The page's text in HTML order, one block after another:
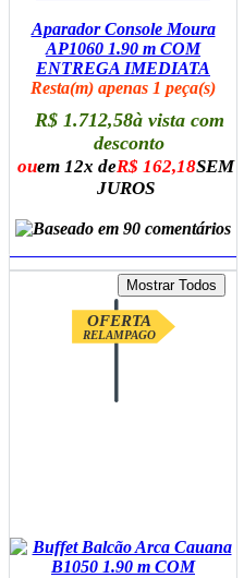
Aparador Console Moura
AP1060 1.90 m COM
ENTREGA IMEDIATA
Resta(m) apenas 1 peça(s)
R$ 1.712,58à vista com
desconto
ouem 12x deR$ 162,18SEM
JUROS
OFERTA
RELAMPAGO